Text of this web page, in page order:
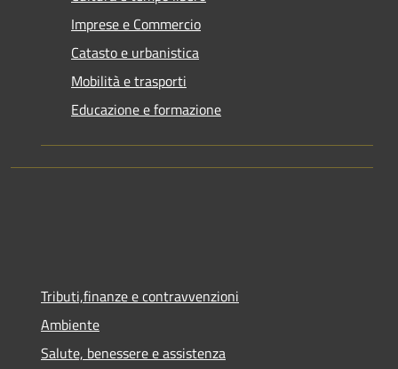
Imprese e Commercio
Catasto e urbanistica
Mobilità e trasporti
Educazione e formazione
Tributi,finanze e contravvenzioni
Ambiente
Salute, benessere e assistenza